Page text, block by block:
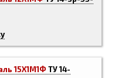
15Х1М1Ф ТУ 14-